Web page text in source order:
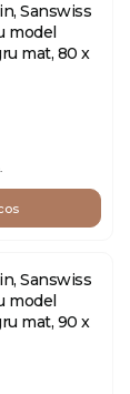
Sanswiss
model
mat, 80 x
Sanswiss
model
mat, 90 x